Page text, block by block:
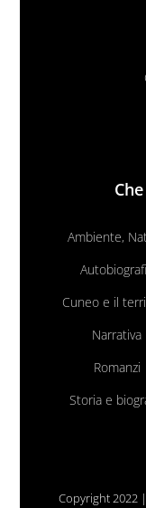
Ambiente,
Cuneo e il
Narrativa
Romanzi
Storia e
Copyright 2022